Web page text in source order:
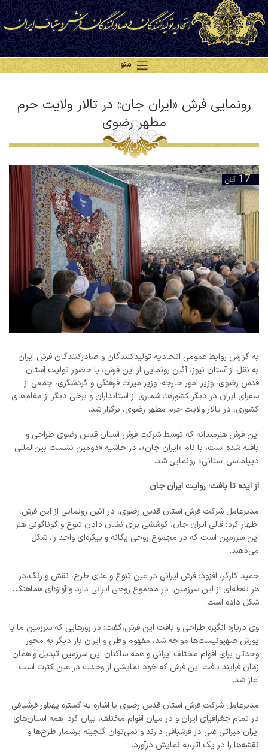
منو
رونمایی فرش «ایران جان» در تالار ولایت حرم
مطهر رضوی
17 آبان
به گزارش روابط عمومی اتحادیه تولیدکنندگان و صادرکنندگان فرش ایران
به نقل از آستان نیوز، آئین رونمایی از این فرش، با حضور تولیت آستان
قدس رضوی، وزیر امور خارجه، وزیر میراث فرهنگی و گردشگری، جمعی از
سفرای ایران در دیگر کشورها، شماری از استانداران و برخی دیگر از مقام‌های
کشوری، در تالار ولایت حرم مطهر رضوی، برگزار شد.
این فرش هنرمندانه که توسط شرکت فرش آستان قدس رضوی طراحی و
بافته شده است، با نام «ایران جان»، در حاشیه «دومین نشست بین‌المللی
دیپلماسی استانی» رونمایی شد.
از ایده تا بافت؛ روایت ایران جان
مدیرعامل شرکت فرش آستان قدس رضوی، در آئین رونمایی از این فرش،
اظهار کرد: قالی ایران جان، کوششی برای نشان دادن تنوع و گوناگونی هنر
این سرزمین است که در مجموع روحی یگانه و پیکره‌ای واحد را، شکل
می‌دهند.
حمید کارگر، افزود: فرش ایرانی در عین تنوع و غنای طرح، نقش و رنگ،در
هر نقطه‌ای از این سرزمین، در مجموع روحی ایرانی دارد و آوازه‌ای هماهنگ،
شکل داده است.
وی درباره انگیزه طراحی و بافت این فرش،گفت: در روزهایی که سرزمین ما با
یورش صهیونیست‌ها مواجه شد، مفهوم وطن و ایران بار دیگر به محور
وحدتی برای اقوام مختلف ایرانی و همه ساکنان این سرزمین تبدیل و همان
زمان فرایند بافت این فرش که خود نمایشی از وحدت در عین کثرت است،
آغاز شد.
مدیرعامل شرکت فرش آستان قدس رضوی با اشاره به گستره پهناور فرشبافی
در تمام جغرافیای ایران و در میان اقوام مختلف، بیان کرد: همه استان‌های
ایران میراثی غنی در فرشبافی دارند و نمی‌توان گنجینه پرشمار طرح‌ها و
نقشه‌ها را در یک اثر،به نمایش درآورد.